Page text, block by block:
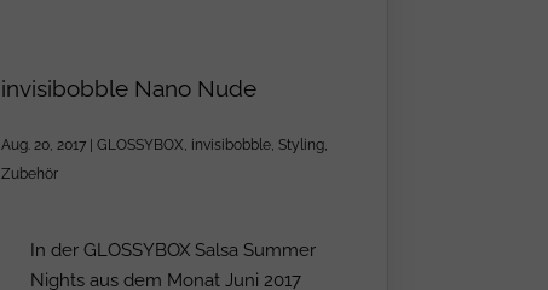
invisibobble Nano Nude
Aug. 20, 2017 | GLOSSYBOX invisibobble Styling
Zubehör
In der GLOSSYBOX Salsa Summer
Nights aus dem Monat Juni 2017